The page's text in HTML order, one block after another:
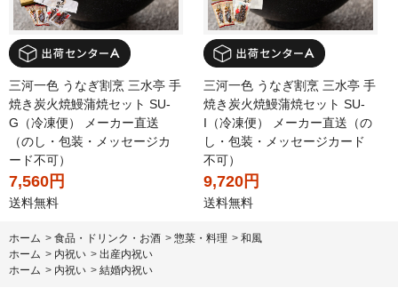
三河一色 うなぎ割烹 三水亭 手
焼き炭火焼鰻蒲焼セット SU-
G（冷凍便） メーカー直送
（のし・包装・メッセージカ
ード不可）
7,560円
送料無料
三河一色 うなぎ割烹 三水亭 手
焼き炭火焼鰻蒲焼セット SU-
I（冷凍便） メーカー直送（の
し・包装・メッセージカード
不可）
9,720円
送料無料
ホーム > 食品・ドリンク・お酒 > 惣菜・料理 > 和風
ホーム > 内祝い > 出産内祝い
ホーム > 内祝い > 結婚内祝い